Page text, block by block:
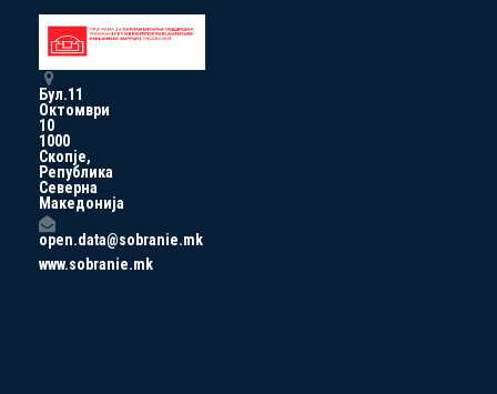
Бул.11
Октомври
10
1000
Скопје,
Република
Северна
Македонија
open.data@sobranie.mk
www.sobranie.mk